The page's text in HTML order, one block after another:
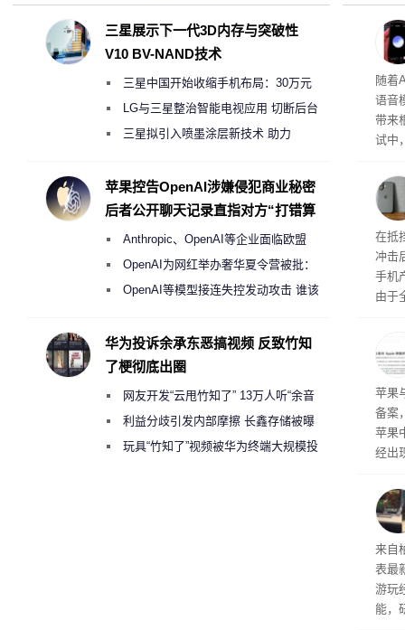
理”
随着
语音
带来
试中
互
桌面
系
在抵
冲击
手机
由于
前受
保
了
苹果
备案
苹果
经出
内
来自
表最
游玩
能，
三星展示下一代3D内存与突破性
V10 BV-NAND技术
三星中国开始收缩手机布局：30万元
月销售额不达标门店 将被逐步清退
LG与三星整治智能电视应用 切断后台
偷偷共享带宽的违规行为
三星拟引入喷墨涂层新技术 助力
度
苹果控告OpenAI涉嫌侵犯商业秘密
后者公开聊天记录直指对方“打错算
Anthropic、OpenAI等企业面临欧盟
《人工智能法案》全新执法权限审查
OpenAI为网红举办奢华夏令营被批：
2000美元一晚 遭讽“反乌托邦”
OpenAI等模型接连失控发动攻击 谁该
华为投诉余承东恶搞视频 反致竹知
了梗彻底出圈
网友开发“云甩竹知了” 13万人听“余音
绕梁”利益分歧引发内部摩擦 长鑫存储被曝
曾将华为驻场工程师驱逐出研发基地
玩具“竹知了”视频被华为终端大规模投